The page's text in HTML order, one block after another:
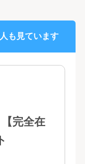
も見ています
完全在